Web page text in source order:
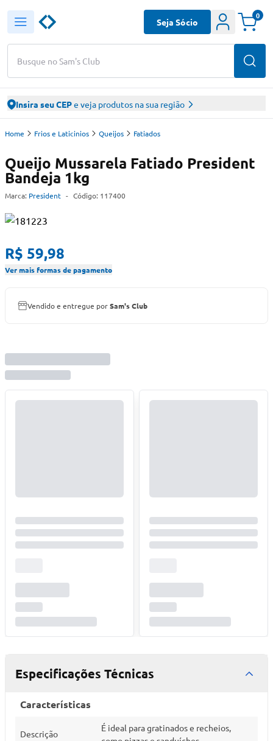
Busque no Sam's Club
Seja Sócio
0
Insira seu CEPe veja produtos na sua região
Home Frios e Laticinios Queijos Fatiados
Queijo Mussarela Fatiado President
Bandeja 1kg
Marca: President - Código: 117400
R$ 59,98
Ver mais formas de pagamento
Vendido e entregue porSam's Club
Especificações Técnicas
Características
Descrição
É ideal para gratinados e recheios,